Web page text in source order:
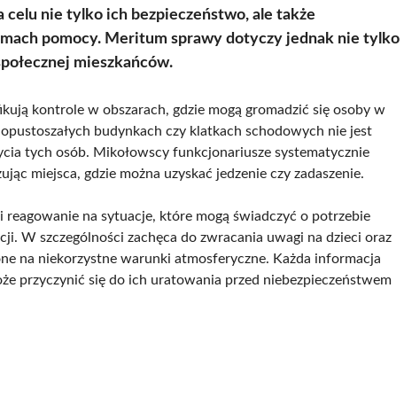
celu nie tylko ich bezpieczeństwo, ale także
pomocy. Meritum sprawy dotyczy jednak nie tylko
mieszkańców.
kontrole w obszarach, gdzie mogą gromadzić się osoby w
budynkach czy klatkach schodowych nie jest
tych osób. Mikołowscy funkcjonariusze systematycznie
miejsca, gdzie można uzyskać jedzenie czy zadaszenie.
na sytuacje, które mogą świadczyć o potrzebie
W szczególności zachęca do zwracania uwagi na dzieci oraz
na niekorzystne warunki atmosferyczne. Każda informacja
przyczynić się do ich uratowania przed niebezpieczeństwem